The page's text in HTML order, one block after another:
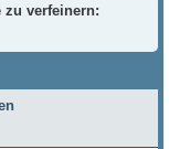
zu verfeinern: